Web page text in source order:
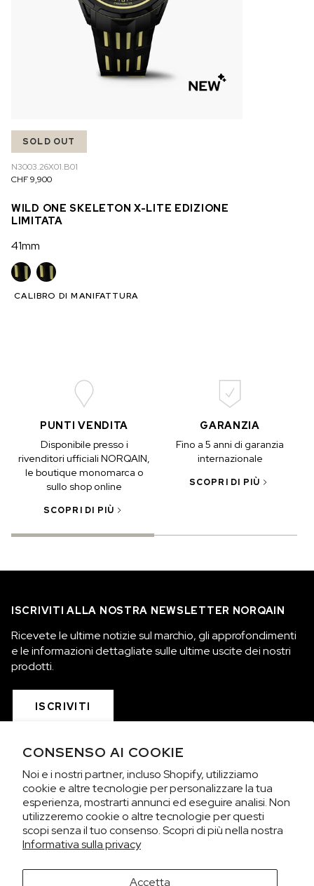
CONSENSO AI COOKIE
Noi e i nostri partner, incluso Shopify, utilizziamo
cookie e altre tecnologie per personalizzare la tua
esperienza, mostrarti annunci ed eseguire analisi. Non
utilizzeremo cookie o altre tecnologie per questi
scopi senza il tuo consenso. Scopri di più nella nostra
Informativa sulla privacy
Accetta
SOLD OUT
N3003.26X01.B01
CHF 9,900
WILD ONE SKELETON X-LITE EDIZIONE
LIMITATA
41mm
CALIBRO DI MANIFATTURA
PUNTI VENDITA
Disponibile presso i
rivenditori ufficiali NORQAIN,
le boutique monomarca o
sullo shop online
SCOPRI DI PIÙ
GARANZIA
Fino a 5 anni di garanzia
internazionale
SCOPRI DI PIÙ
ISCRIVITI ALLA NOSTRA NEWSLETTER NORQAIN
Ricevete le ultime notizie sul marchio, gli approfondimenti
e le informazioni dettagliate sulle ultime uscite dei nostri
prodotti.
ISCRIVITI
COLLEZIONI
SIAMO NORQAIN
SERVIZIO CLIENTI
TERMINI E CONDIZIONI DELLA PRIVACY